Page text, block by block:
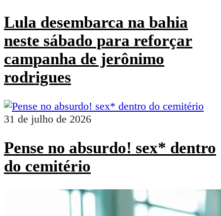
Lula desembarca na bahia
neste sábado para reforçar
campanha de jerônimo
rodrigues
31 de julho de 2026
Pense no absurdo! sex* dentro
do cemitério